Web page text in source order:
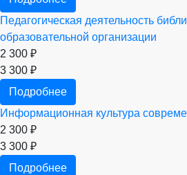
Педагогическая деятельность
образовательной организации
2 300 ₽
3 300 ₽
Подробнее
Информационная культура
2 300 ₽
3 300 ₽
Подробнее